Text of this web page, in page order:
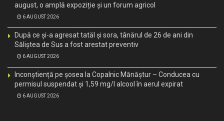
august, o amplă expoziție și un forum agricol
6 AUGUST 2026
După ce și-a agresat tatăl și sora, tânărul de 26 de ani din
Săliștea de Sus a fost arestat preventiv
6 AUGUST 2026
Inconștiență pe șosea la Copalnic Mănăștur – Conducea cu
permisul suspendat și 1,59 mg/l alcool în aerul expirat
6 AUGUST 2026